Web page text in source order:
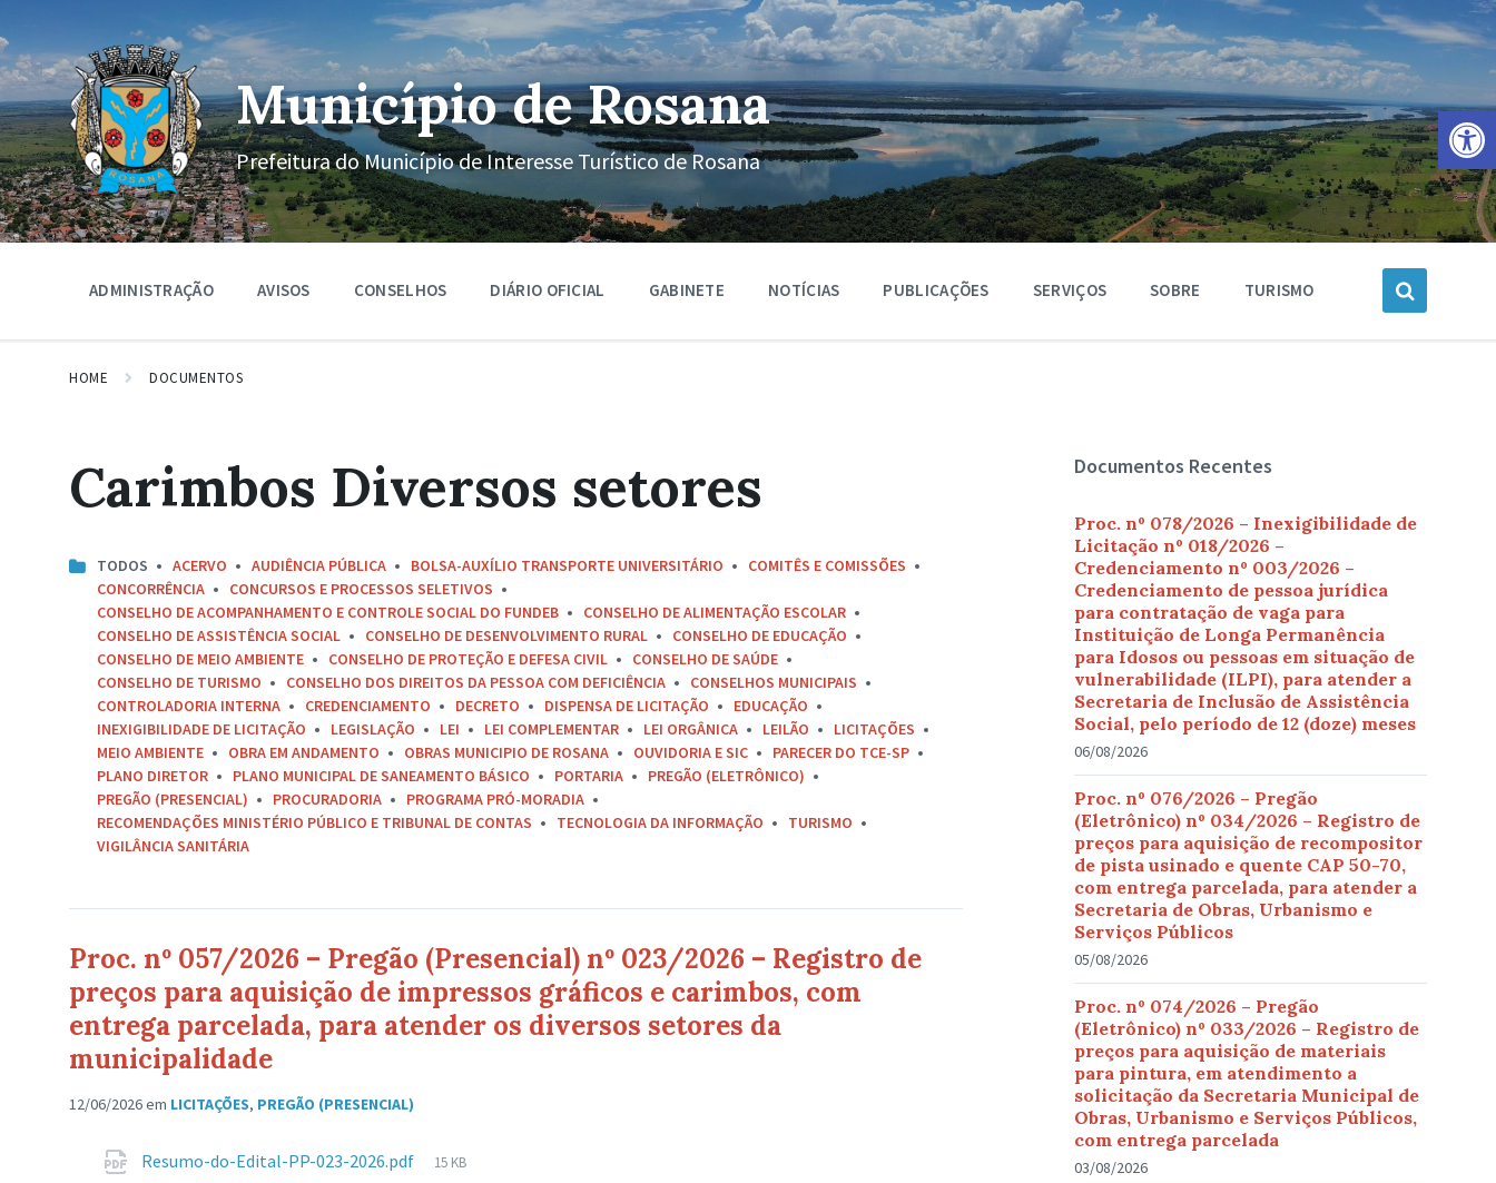
Barra de Ferramentas Aberta
o
conteúdo
a
navegação
principal
o
rodapé
Município de Rosana
Prefeitura do Município de Interesse Turístico de Rosana
ADMINISTRAÇÃO AVISOS CONSELHOS DIÁRIO OFICIAL GABINETE NOTÍCIAS PUBLICAÇÕES SERVIÇOS SOBRE TURISMO
HOME DOCUMENTOS
Carimbos Diversos setores
TODOS ACERVO AUDIÊNCIA PÚBLICA BOLSA-AUXÍLIO TRANSPORTE UNIVERSITÁRIO
COMITÊS E COMISSÕES
CONCORRÊNCIA
CONCURSOS E PROCESSOS SELETIVOS
CONSELHO DE ACOMPANHAMENTO E CONTROLE SOCIAL DO FUNDEB
CONSELHO DE ALIMENTAÇÃO ESCOLAR
CONSELHO DE ASSISTÊNCIA SOCIAL
CONSELHO DE DESENVOLVIMENTO RURAL
CONSELHO DE EDUCAÇÃO
CONSELHO DE MEIO AMBIENTE
CONSELHO DE PROTEÇÃO E DEFESA CIVIL
CONSELHO DE SAÚDE
CONSELHO DE TURISMO
CONSELHO DOS DIREITOS DA PESSOA COM DEFICIÊNCIA
CONSELHOS MUNICIPAIS
CONTROLADORIA INTERNA
CREDENCIAMENTO DECRETO DISPENSA DE LICITAÇÃO
EDUCAÇÃO
INEXIGIBILIDADE DE LICITAÇÃO
LEGISLAÇÃO LEI LEI COMPLEMENTAR LEI ORGÂNICA LEILÃO
LICITAÇÕES
MEIO AMBIENTE
OBRA EM ANDAMENTO OBRAS MUNICIPIO DE ROSANA OUVIDORIA E SIC
PARECER DO TCE-SP
PLANO DIRETOR
PLANO MUNICIPAL DE SANEAMENTO BÁSICO PORTARIA
PREGÃO (ELETRÔNICO)
PREGÃO (PRESENCIAL)
PROCURADORIA
PROGRAMA PRÓ-MORADIA
RECOMENDAÇÕES MINISTÉRIO PÚBLICO E TRIBUNAL DE CONTAS
TECNOLOGIA DA INFORMAÇÃO
TURISMO
VIGILÂNCIA SANITÁRIA
Proc. nº 057/2026 – Pregão (Presencial) nº 023/2026 – Registro de
preços para aquisição de impressos gráficos e carimbos, com
entrega parcelada, para atender os diversos setores da
municipalidade
12/06/2026em LICITAÇÕES, PREGÃO (PRESENCIAL)
AnexosResumo-do-Edital-PP-023-2026.pdf
Tamanho
15 KB
Documentos Recentes
Proc. nº 078/2026 – Inexigibilidade de
Licitação nº 018/2026 –
Credenciamento nº 003/2026 –
Credenciamento de pessoa jurídica
para contratação de vaga para
Instituição de Longa Permanência
para Idosos ou pessoas em situação de
vulnerabilidade (ILPI), para atender a
Secretaria de Inclusão de Assistência
Social, pelo período de 12 (doze) meses
06/08/2026
Proc. nº 076/2026 – Pregão
(Eletrônico) nº 034/2026 – Registro de
preços para aquisição de recompositor
de pista usinado e quente CAP 50-70,
com entrega parcelada, para atender a
Secretaria de Obras, Urbanismo e
Serviços Públicos
05/08/2026
Proc. nº 074/2026 – Pregão
(Eletrônico) nº 033/2026 – Registro de
preços para aquisição de materiais
para pintura, em atendimento a
solicitação da Secretaria Municipal de
Obras, Urbanismo e Serviços Públicos,
com entrega parcelada
03/08/2026